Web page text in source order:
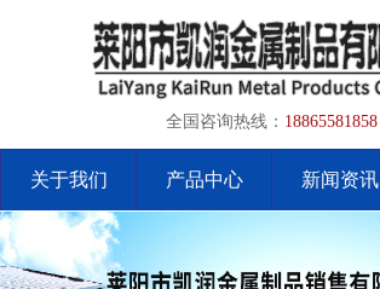
全国咨询热线： 18865581858
关于我们 产品中心 新闻资讯